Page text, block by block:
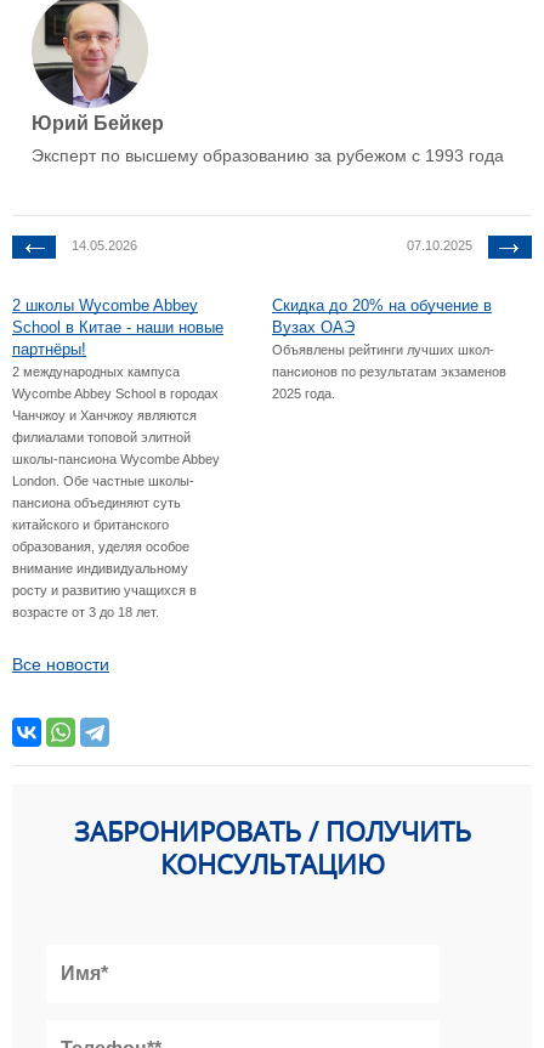
Юрий Бейкер
Эксперт по высшему образованию за рубежом с 1993 года
14.05.2026
2 школы Wycombe Abbey
School в Китае - наши новые
партнёры!
2 международных кампуса
Wycombe Abbey School в городах
Чанчжоу и Ханчжоу являются
филиалами топовой элитной
школы-пансиона Wycombe Abbey
London. Обе частные школы-
пансиона объединяют суть
китайского и британского
образования, уделяя особое
внимание индивидуальному
росту и развитию учащихся в
возрасте от 3 до 18 лет.
07.10.2025
Скидка до 20% на обучение в
Вузах ОАЭ
Объявлены рейтинги лучших школ-
пансионов по результатам экзаменов
2025 года.
Все новости
ЗАБРОНИРОВАТЬ / ПОЛУЧИТЬ
КОНСУЛЬТАЦИЮ